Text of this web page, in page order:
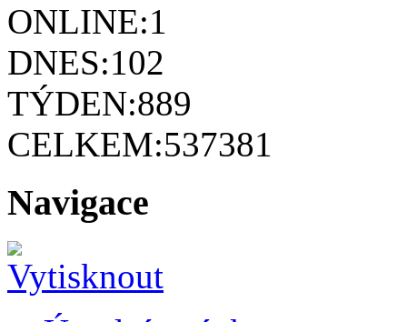
ONLINE:1
DNES:102
TÝDEN:889
CELKEM:537381
Navigace